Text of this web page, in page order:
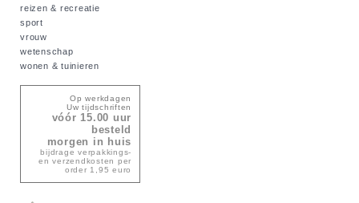
reizen & recreatie
sport
vrouw
wetenschap
wonen & tuinieren
Op werkdagen
Uw tijdschriften
vóór 15.00 uur
besteld
morgen in huis
bijdrage verpakkings-
en verzendkosten per
order 1,95 euro